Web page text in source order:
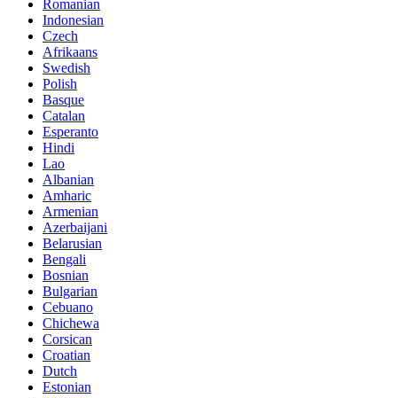
Romanian
Indonesian
Czech
Afrikaans
Swedish
Polish
Basque
Catalan
Esperanto
Hindi
Lao
Albanian
Amharic
Armenian
Azerbaijani
Belarusian
Bengali
Bosnian
Bulgarian
Cebuano
Chichewa
Corsican
Croatian
Dutch
Estonian